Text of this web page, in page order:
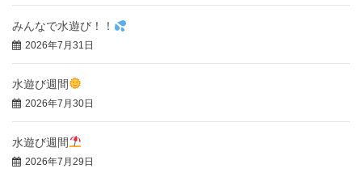
みんなで水遊び！！
2026年7月31日
水遊び週間
2026年7月30日
水遊び週間
2026年7月29日